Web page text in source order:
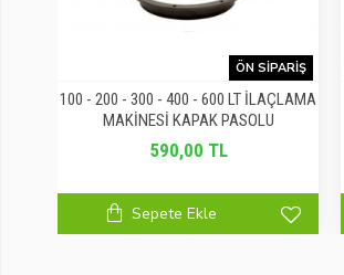
ÖN SIPARIŞ
100 - 200 - 300 - 400 - 600 LT İLAÇLAMA
MAKİNESİ KAPAK PASOLU
590,00 TL
Sepete Ekle